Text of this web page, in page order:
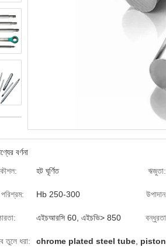
বর্ণনা
হট ঘূর্ণিত ঋজুতা:
Hb 250-300
এইচআরসি 60, এইচভি> 850
তুলে ধরা: chrome plated steel tube